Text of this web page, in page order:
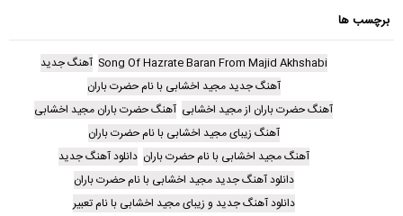
برچسب ها
Song Of Hazrate Baran From Majid Akhshabi آهنگ جدید
آهنگ جدید مجید اخشابی با نام حضرت باران
آهنگ حضرت باران از مجید اخشابی آهنگ حضرت باران مجید اخشابی
آهنگ زیبای مجید اخشابی با نام حضرت باران
آهنگ مجید اخشابی با نام حضرت باران دانلود آهنگ جدید
دانلود آهنگ جدید مجید اخشابی با نام حضرت باران
دانلود آهنگ جدید و زیبای مجید اخشابی با نام تعبیر